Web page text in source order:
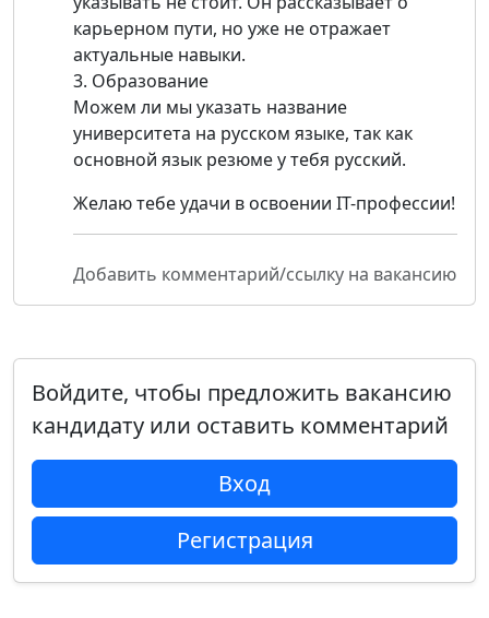
карьерном пути, но уже не отражает
актуальные навыки.
3. Образование
Можем ли мы указать название
университета на русском языке, так как
основной язык резюме у тебя русский.
Желаю тебе удачи в освоении IT-профессии!
Добавить комментарий/ссылку на вакансию
Войдите, чтобы предложить вакансию
кандидату или оставить комментарий
Вход
Регистрация